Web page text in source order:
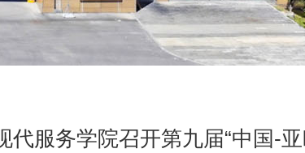
服务学院召开第九届“中国-